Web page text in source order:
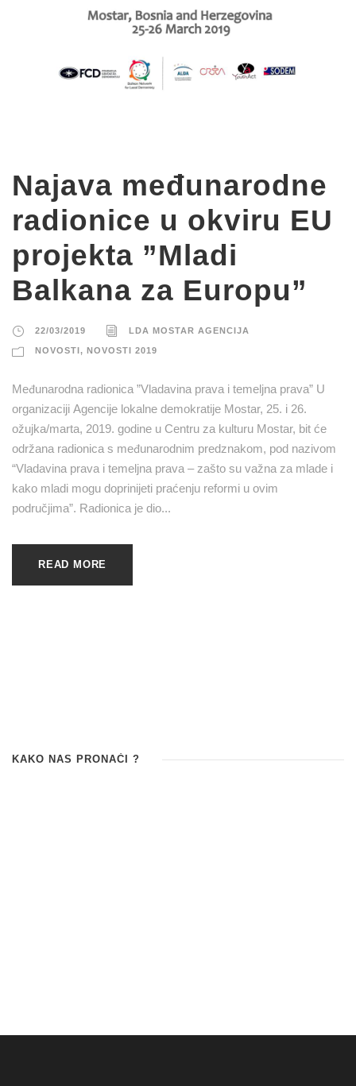
Najava međunarodne
radionice u okviru EU
projekta ”Mladi
Balkana za Europu”
22/03/2019 LDA MOSTAR AGENCIJA
NOVOSTI, NOVOSTI 2019
Međunarodna radionica ”Vladavina prava i temeljna prava” U
organizaciji Agencije lokalne demokratije Mostar, 25. i 26.
ožujka/marta, 2019. godine u Centru za kulturu Mostar, bit će
održana radionica s međunarodnim predznakom, pod nazivom
“Vladavina prava i temeljna prava – zašto su važna za mlade i
kako mladi mogu doprinijeti praćenju reformi u ovim
područjima”. Radionica je dio...
READ MORE
KAKO NAS PRONAĆI ?